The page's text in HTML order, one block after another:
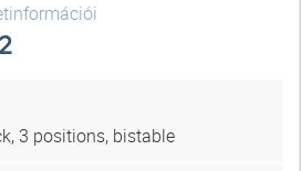
3 positions, bistable